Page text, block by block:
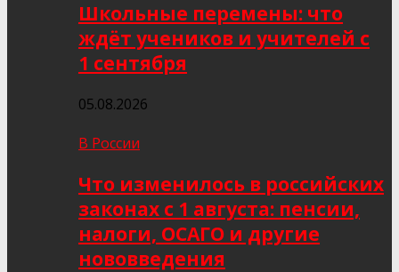
Школьные перемены: что
ждёт учеников и учителей с
1 сентября
05.08.2026
В России
Что изменилось в российских
законах с 1 августа: пенсии,
налоги, ОСАГО и другие
нововведения